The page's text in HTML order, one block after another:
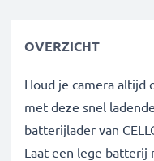
OVERZICHT
Houd je camera altijd
met deze snel
batterijlader van
Laat een lege